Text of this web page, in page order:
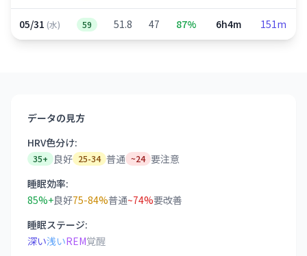
05/31 (水) 59 51.8 47 87% 6h4m 151m
データの見方
HRV色分け:
35+ 良好 25-34 普通 ~24 要注意
睡眠効率:
85%+良好75-84%普通~74%要改善
睡眠ステージ:
深い浅いREM覚醒